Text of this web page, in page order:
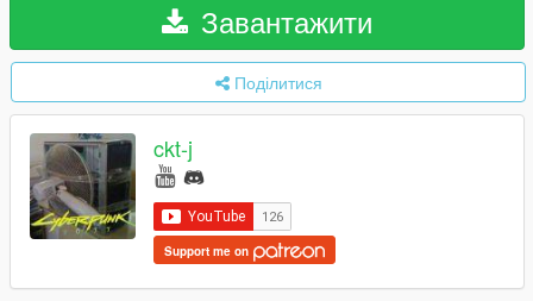
Завантажити
Поділитися
ckt-j
Support me on